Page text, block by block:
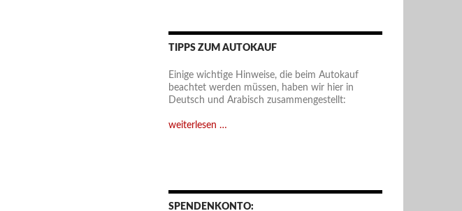
TIPPS ZUM AUTOKAUF
Einige wichtige Hinweise, die beim Autokauf
beachtet werden müssen, haben wir hier in
Deutsch und Arabisch zusammengestellt:
weiterlesen …
SPENDENKONTO: